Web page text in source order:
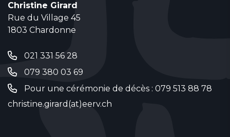
Christine Girard
Rue du Village 45
1803 Chardonne
021 331 56 28
079 380 03 69
Pour une cérémonie de décès : 079 513 88 78
christine.girard(at)eerv.ch